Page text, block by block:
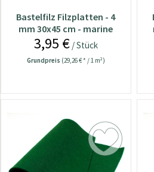
Bastelfilz Filzplatten - 4
mm 30x45 cm - marine
3,95 €/ Stück
Grundpreis (29,26 € * / 1 m²)